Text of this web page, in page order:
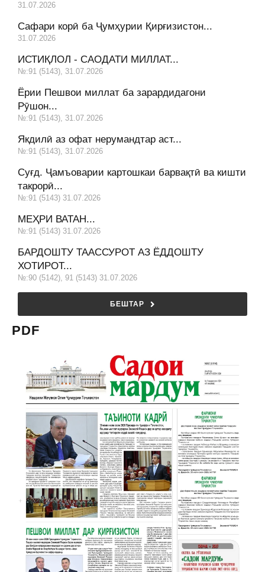
31.07.2026
Сафари корӣ ба Ҷумҳурии Қирғизистон...
31.07.2026
ИСТИҚЛОЛ - САОДАТИ МИЛЛАТ...
№:91 (5143), 31.07.2026
Ёрии Пешвои миллат ба зарардидагони
Рӯшон...
№:91 (5143), 31.07.2026
Якдилӣ аз офат нерумандтар аст...
№:91 (5143), 31.07.2026
Суғд. Ҷамъоварии картошкаи барвақтӣ ва кишти
такрорӣ...
№:91 (5143) 31.07.2026
МЕҲРИ ВАТАН...
№:91 (5143) 31.07.2026
БАРДОШТУ ТААССУРОТ АЗ ЁДДОШТУ
ХОТИРОТ...
№:90 (5142), 91 (5143) 31.07.2026
БЕШТАР
PDF